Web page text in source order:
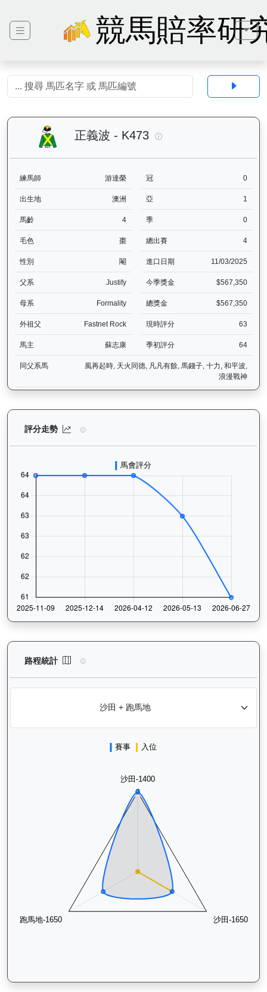
競馬賠率研
正義波 - K473
練馬師 游達榮 冠 0
出生地 澳洲 亞 1
馬齡 4 季 0
毛色 棗 總出賽 4
性別 閹 進口日期 11/03/2025
父系 Justify 今季獎金 $567,350
母系 Formality 總獎金 $567,350
外祖父 Fastnet Rock 現時評分 63
馬主 蘇志康 季初評分 64
同父系馬
風再起時, 天火同德, 凡凡有餘, 馬錢子, 十力, 和平波,
浪漫戰神
評分走勢 正義波（K473）— 評分走勢圖表：追蹤香港
路程統計 正義波（K473）— 路程統計分析：查看香港賽